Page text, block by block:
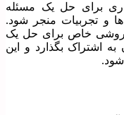
برای حل یک مسئله
و تجربیات منجر شود.
روشی خاص برای حل یک
به اشتراک بگذارد و این
شود.